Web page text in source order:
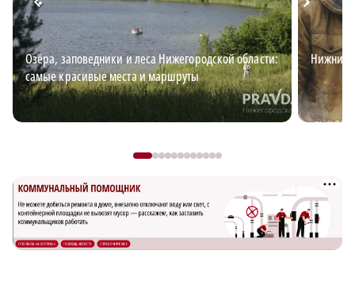
Озёра, заповедники и леса Нижегородской области:
самые красивые места и маршруты
Нижний